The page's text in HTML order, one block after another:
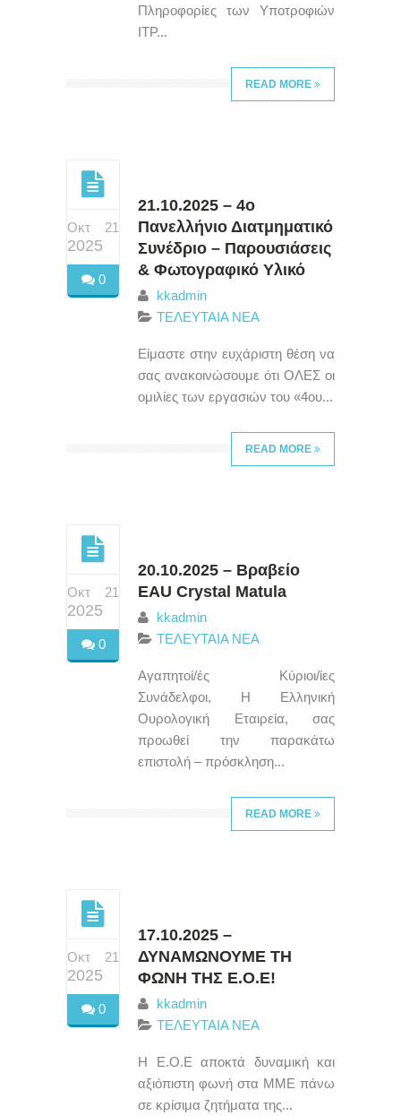
Πληροφορίες των Υποτροφιών
ITP...
READ MORE
Οκτ 21
2025
0
21.10.2025 – 4ο
Πανελλήνιο Διατμηματικό
Συνέδριο – Παρουσιάσεις
& Φωτογραφικό Υλικό
kkadmin
ΤΕΛΕΥΤΑΙΑ ΝΕΑ
Είμαστε στην ευχάριστη θέση να
σας ανακοινώσουμε ότι ΟΛΕΣ οι
ομιλίες των εργασιών του «4ου...
READ MORE
Οκτ 21
2025
0
20.10.2025 – Βραβείο
EAU Crystal Matula
kkadmin
ΤΕΛΕΥΤΑΙΑ ΝΕΑ
Αγαπητοί/ές Κύριοι/ίες
Συνάδελφοι, Η Ελληνική
Ουρολογική Εταιρεία, σας
προωθεί την παρακάτω
επιστολή – πρόσκληση...
READ MORE
Οκτ 21
2025
0
17.10.2025 –
ΔΥΝΑΜΩΝΟΥΜΕ ΤΗ
ΦΩΝΗ ΤΗΣ Ε.Ο.Ε!
kkadmin
ΤΕΛΕΥΤΑΙΑ ΝΕΑ
Η Ε.Ο.Ε αποκτά δυναμική και
αξιόπιστη φωνή στα ΜΜΕ πάνω
σε κρίσιμα ζητήματα της...